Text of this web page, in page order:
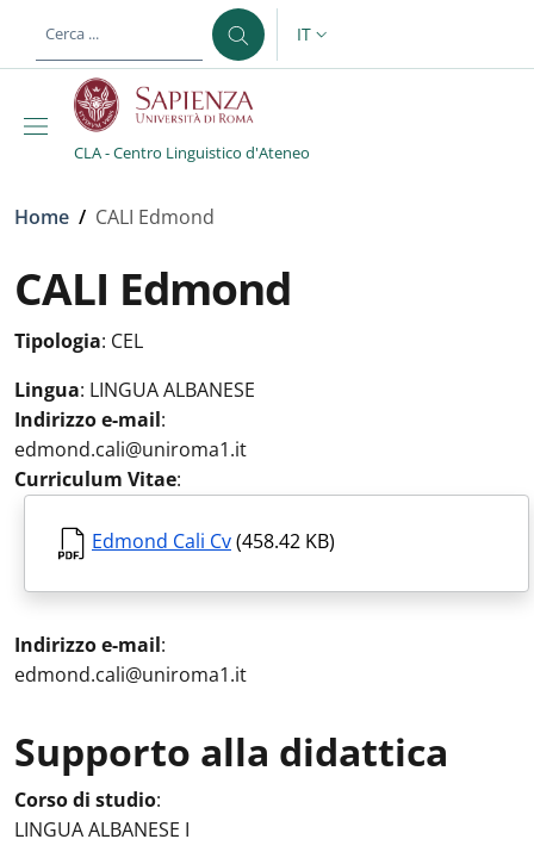
al contenuto principale
SELETTORE LINGUA:
IT
CLA - Centro Linguistico d'Ateneo
Briciole di pane
Home / CALI Edmond
CALI Edmond
Tipologia: CEL
Lingua: LINGUA ALBANESE
Indirizzo e-mail:
edmond.cali@uniroma1.it
Curriculum Vitae:
Edmond Cali Cv(458.42 KB)
Indirizzo e-mail:
edmond.cali@uniroma1.it
Supporto alla didattica
Attività in aula:
Corso di studio:
LINGUA ALBANESE I